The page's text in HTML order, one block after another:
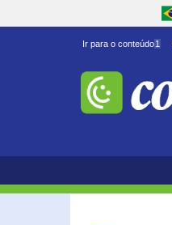
Ir para o conteúdo1